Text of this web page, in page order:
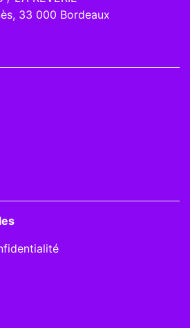
33 000 Bordeaux